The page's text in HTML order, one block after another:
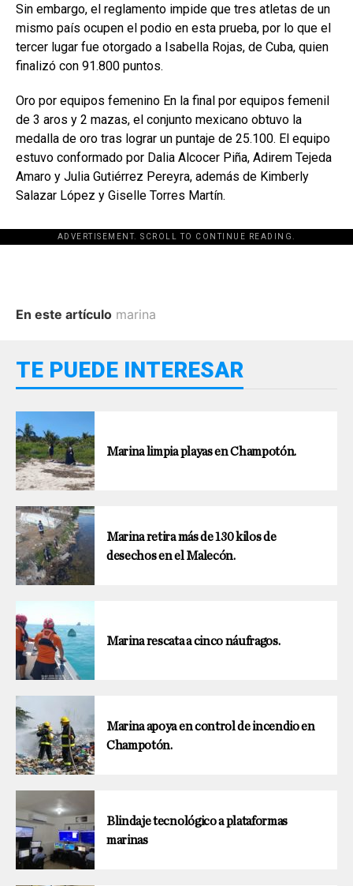
Sin embargo, el reglamento impide que tres atletas de un
mismo país ocupen el podio en esta prueba, por lo que el
tercer lugar fue otorgado a Isabella Rojas, de Cuba, quien
finalizó con 91.800 puntos.
Oro por equipos femenino En la final por equipos femenil
de 3 aros y 2 mazas, el conjunto mexicano obtuvo la
medalla de oro tras lograr un puntaje de 25.100. El equipo
estuvo conformado por Dalia Alcocer Piña, Adirem Tejeda
Amaro y Julia Gutiérrez Pereyra, además de Kimberly
Salazar López y Giselle Torres Martín.
ADVERTISEMENT. SCROLL TO CONTINUE READING.
En este artículo marina
TE PUEDE INTERESAR
Marina limpia playas en Champotón.
Marina retira más de 130 kilos de
desechos en el Malecón.
Marina rescata a cinco náufragos.
Marina apoya en control de incendio en
Champotón.
Blindaje tecnológico a plataformas
marinas